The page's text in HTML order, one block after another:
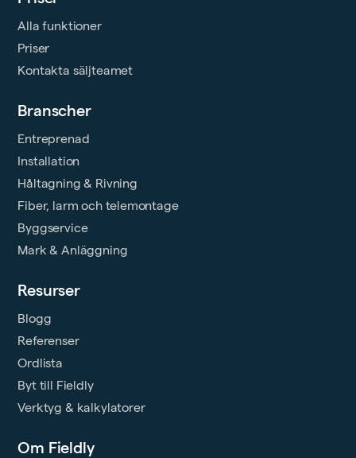
Alla funktioner
Priser
Kontakta säljteamet
Branscher
Entreprenad
Installation
Håltagning & Rivning
Fiber, larm och telemontage
Byggservice
Mark & Anläggning
Resurser
Blogg
Referenser
Ordlista
Byt till Fieldly
Verktyg & kalkylatorer
Om Fieldly